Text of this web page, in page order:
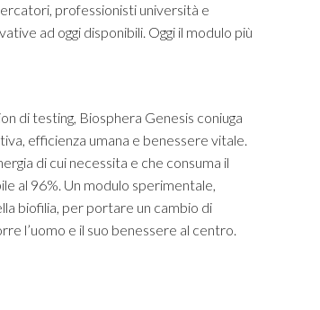
professionisti università e
ad oggi disponibili. Oggi il modulo più
di testing, Biosphera Genesis coniuga
efficienza umana e benessere vitale.
di cui necessita e che consuma il
al 96%. Un modulo sperimentale,
biofilia, per portare un cambio di
l’uomo e il suo benessere al centro.